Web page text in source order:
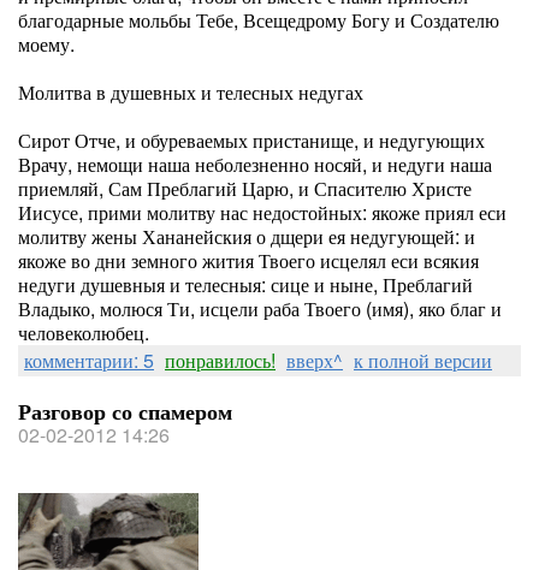
благодарные мольбы Тебе, Всещедрому Богу и Создателю
моему.
Молитва в душевных и телесных недугах
Сирот Отче, и обуреваемых пристанище, и недугующих
Врачу, немощи наша неболезненно носяй, и недуги наша
приемляй, Сам Преблагий Царю, и Спасителю Христе
Иисусе, прими молитву нас недостойных: якоже приял еси
молитву жены Хананейския о дщери ея недугующей: и
якоже во дни земного жития Твоего исцелял еси всякия
недуги душевныя и телесныя: сице и ныне, Преблагий
Владыко, молюся Ти, исцели раба Твоего (имя), яко благ и
человеколюбец.
комментарии: 5 понравилось! вверх^ к полной версии
Разговор со спамером
02-02-2012 14:26